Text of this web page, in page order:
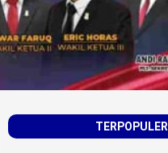
TERPOPULER